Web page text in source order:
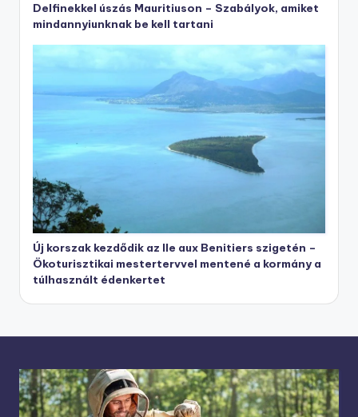
Delfinekkel úszás Mauritiuson – Szabályok, amiket
mindannyiunknak be kell tartani
Új korszak kezdődik az Ile aux Benitiers szigetén –
Ökoturisztikai mestertervvel mentené a kormány a
túlhasznált édenkertet